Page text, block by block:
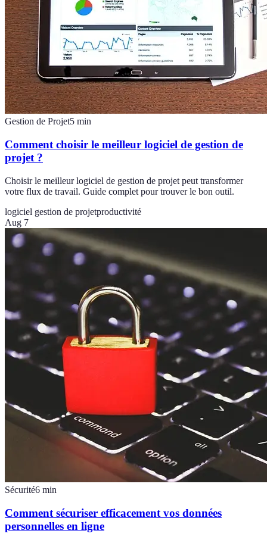
Gestion de Projet5 min
Comment choisir le meilleur logiciel de gestion de
projet ?
Choisir le meilleur logiciel de gestion de projet peut transformer
votre flux de travail. Guide complet pour trouver le bon outil.
logiciel gestion de projetproductivité
Aug 7
Sécurité6 min
Comment sécuriser efficacement vos données
personnelles en ligne